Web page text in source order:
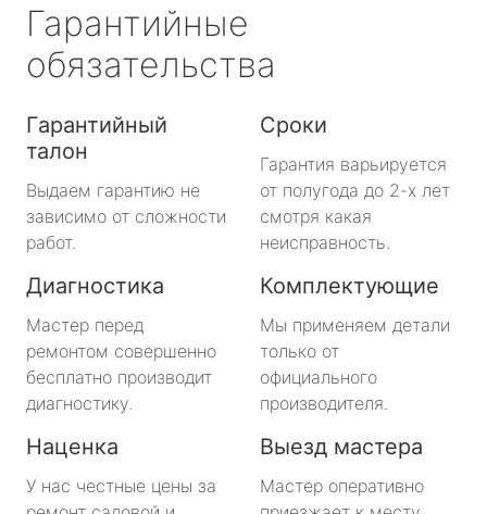
Гарантийные
обязательства
Гарантийный
талон
Выдаем гарантию не
зависимо от сложности
работ.
Сроки
Гарантия варьируется
от полугода до 2-х лет
смотря какая
неисправность.
Диагностика
Мастер перед
ремонтом совершенно
бесплатно производит
диагностику.
Комплектующие
Мы применяем детали
только от
официального
производителя.
Наценка
У нас честные цены за
Выезд мастера
Мастер оперативно